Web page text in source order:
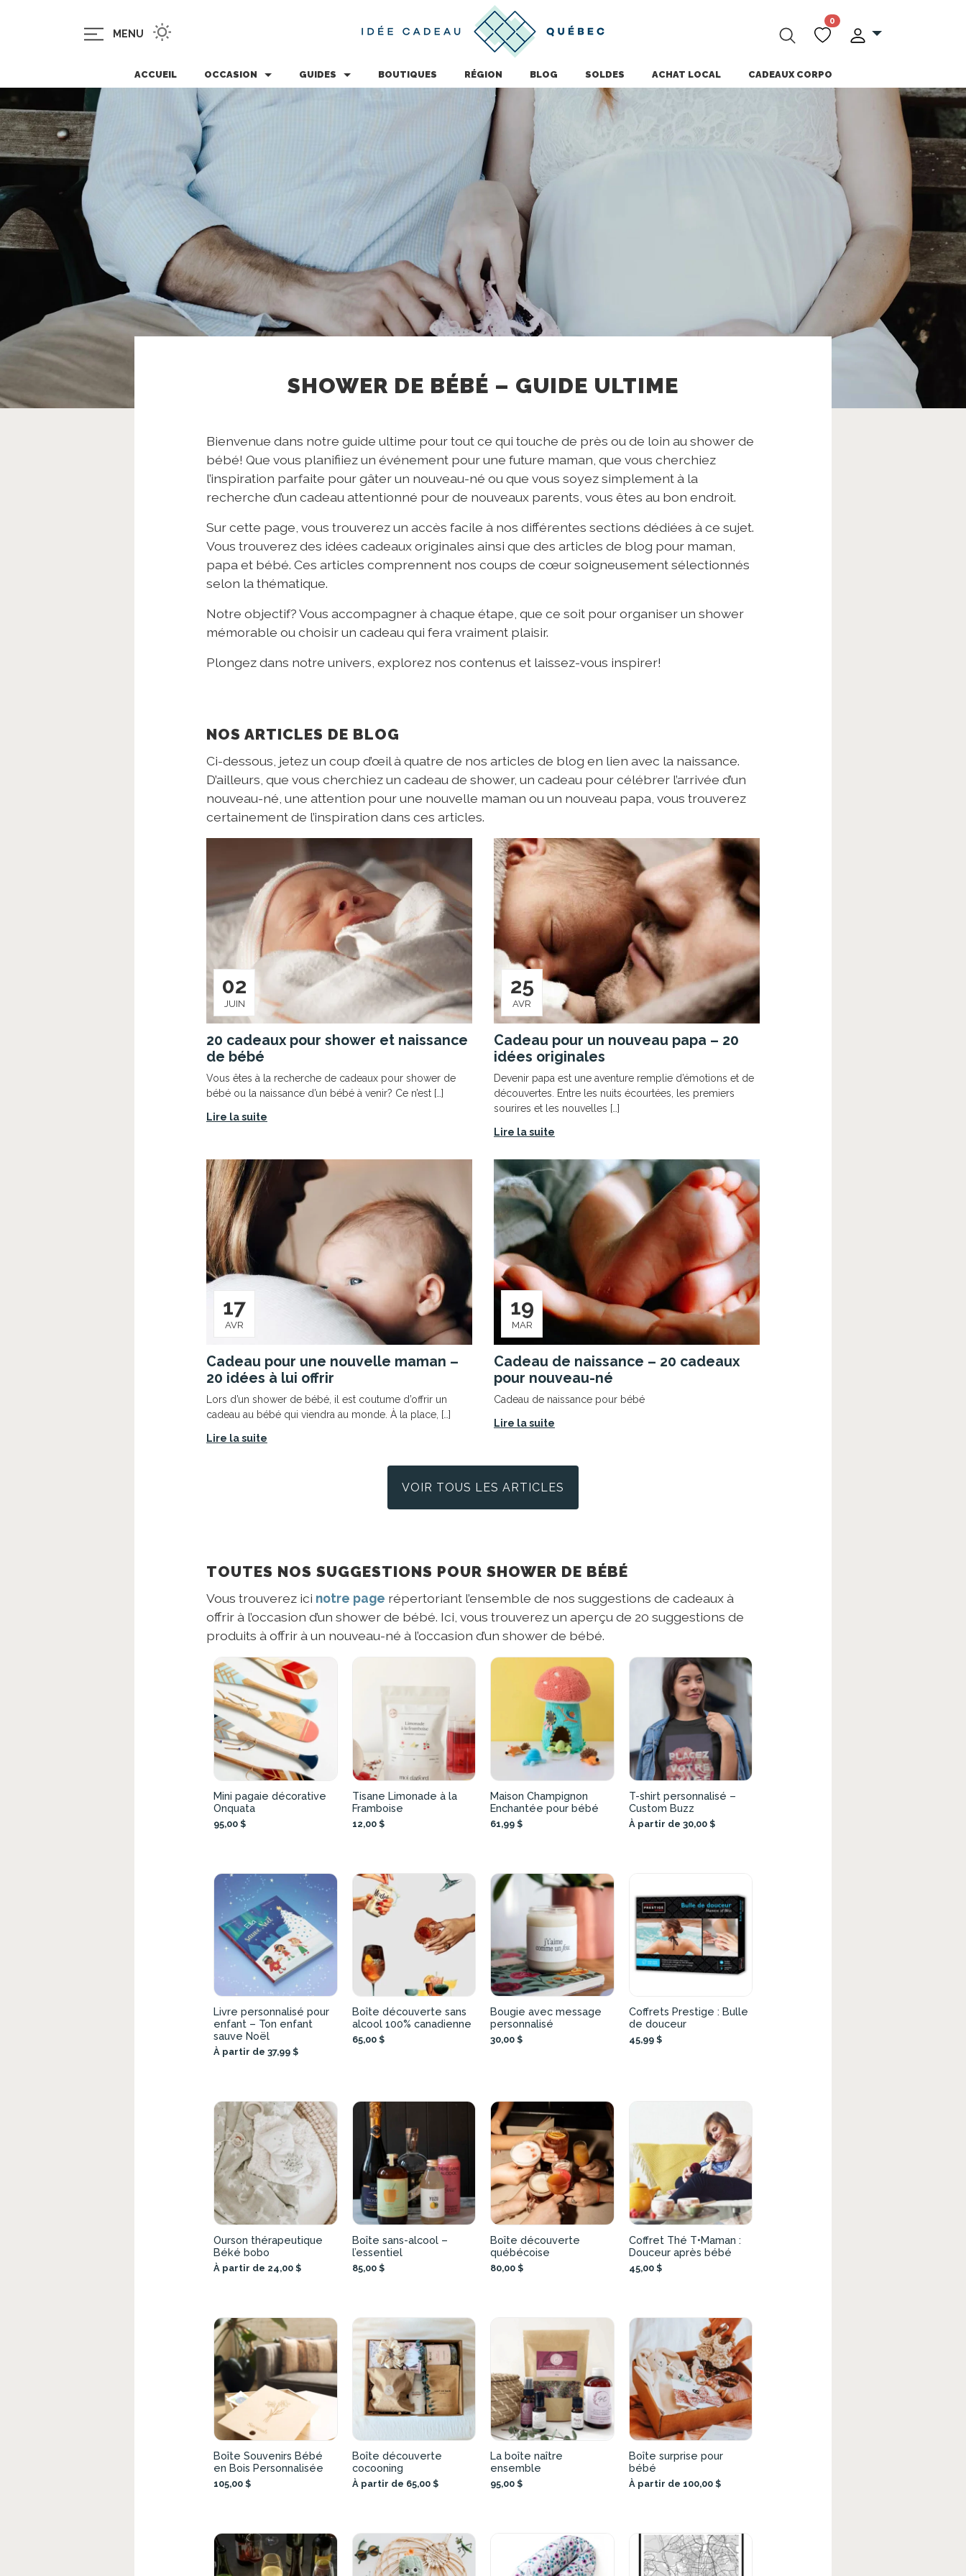
MENU
0
ACCUEIL OCCASION GUIDES BOUTIQUES RÉGION BLOG SOLDES ACHAT LOCAL CADEAUX CORPO
SHOWER DE BÉBÉ – GUIDE ULTIME
Bienvenue dans notre guide ultime pour tout ce qui touche de près ou de loin au shower de
bébé! Que vous planifiiez un événement pour une future maman, que vous cherchiez
l’inspiration parfaite pour gâter un nouveau-né ou que vous soyez simplement à la
recherche d’un cadeau attentionné pour de nouveaux parents, vous êtes au bon endroit.
Sur cette page, vous trouverez un accès facile à nos différentes sections dédiées à ce sujet.
Vous trouverez des idées cadeaux originales ainsi que des articles de blog pour maman,
papa et bébé. Ces articles comprennent nos coups de cœur soigneusement sélectionnés
selon la thématique.
Notre objectif? Vous accompagner à chaque étape, que ce soit pour organiser un shower
mémorable ou choisir un cadeau qui fera vraiment plaisir.
Plongez dans notre univers, explorez nos contenus et laissez-vous inspirer!
NOS ARTICLES DE BLOG
Ci-dessous, jetez un coup d’œil à quatre de nos articles de blog en lien avec la naissance.
D’ailleurs, que vous cherchiez un cadeau de shower, un cadeau pour célébrer l’arrivée d’un
nouveau-né, une attention pour une nouvelle maman ou un nouveau papa, vous trouverez
certainement de l’inspiration dans ces articles.
02
JUIN
20 cadeaux pour shower et naissance
de bébé
Vous êtes à la recherche de cadeaux pour shower de
bébé ou la naissance d’un bébé à venir? Ce n’est […]
Lire la suite
25
AVR
Cadeau pour un nouveau papa – 20
idées originales
Devenir papa est une aventure remplie d’émotions et de
découvertes. Entre les nuits écourtées, les premiers
sourires et les nouvelles […]
Lire la suite
17
AVR
Cadeau pour une nouvelle maman –
20 idées à lui offrir
Lors d’un shower de bébé, il est coutume d’offrir un
cadeau au bébé qui viendra au monde. À la place, […]
Lire la suite
19
MAR
Cadeau de naissance – 20 cadeaux
pour nouveau-né
Cadeau de naissance pour bébé
Lire la suite
VOIR TOUS LES ARTICLES
TOUTES NOS SUGGESTIONS POUR SHOWER DE BÉBÉ
Vous trouverez ici notre page répertoriant l’ensemble de nos suggestions de cadeaux à
offrir à l’occasion d’un shower de bébé. Ici, vous trouverez un aperçu de 20 suggestions de
produits à offrir à un nouveau-né à l’occasion d’un shower de bébé.
Mini pagaie décorative
Onquata
95,00 $
Tisane Limonade à la
Framboise
12,00 $
Maison Champignon
Enchantée pour bébé
61,99 $
T-shirt personnalisé –
Custom Buzz
À partir de 30,00 $
Livre personnalisé pour
enfant – Ton enfant
sauve Noël
À partir de 37,99 $
Boîte découverte sans
alcool 100% canadienne
65,00 $
Bougie avec message
personnalisé
30,00 $
Coffrets Prestige : Bulle
de douceur
45,99 $
Ourson thérapeutique
Béké bobo
À partir de 24,00 $
Boîte sans-alcool –
l’essentiel
85,00 $
Boîte découverte
québécoise
80,00 $
Coffret Thé T•Maman :
Douceur après bébé
45,00 $
Boîte Souvenirs Bébé
en Bois Personnalisée
105,00 $
Boîte découverte
cocooning
À partir de 65,00 $
La boîte naître
ensemble
95,00 $
Boîte surprise pour
bébé
À partir de 100,00 $